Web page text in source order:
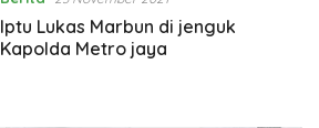
Iptu Lukas Marbun di jenguk
Kapolda Metro jaya